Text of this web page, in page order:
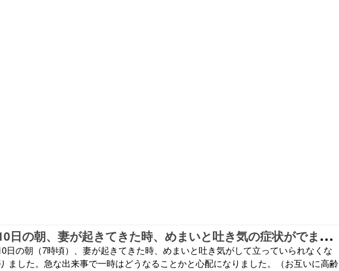
1
0日の朝、妻が起きてきた時、めまいと吐き気の症状がでました。
日の朝（7時頃）、妻が起きてきた時、めまいと吐き気がして立っていられなくな
ました。急な出来事で一時はどうなることかと心配になりました。（お互いに高齢